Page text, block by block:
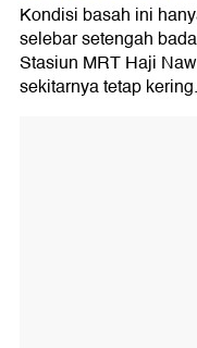
Kondisi basah ini
selebar setengah
Stasiun MRT Haji
sekitarnya tetap kering.